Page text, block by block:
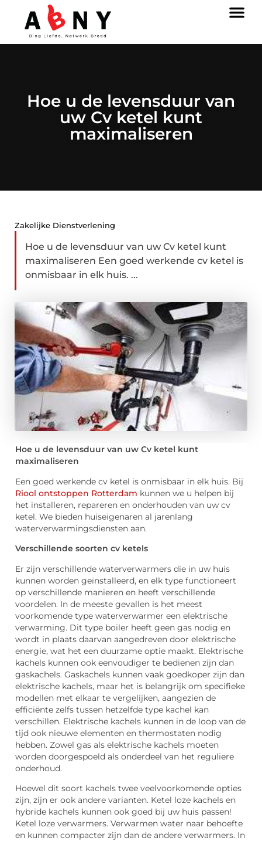
Hoe u de levensduur van
uw Cv ketel kunt
maximaliseren
Zakelijke Dienstverlening
Hoe u de levensduur van uw Cv ketel kunt
maximaliseren Een goed werkende cv ketel is
onmisbaar in elk huis. ...
Hoe u de levensduur van uw Cv ketel kunt
maximaliseren
Een goed werkende cv ketel is onmisbaar in elk huis. Bij
Riool ontstoppen Rotterdam kunnen we u helpen bij
het installeren, repareren en onderhouden van uw cv
ketel. We bieden huiseigenaren al jarenlang
waterverwarmingsdiensten aan.
Verschillende soorten cv ketels
Er zijn verschillende waterverwarmers die in uw huis
kunnen worden geïnstalleerd, en elk type functioneert
op verschillende manieren en heeft verschillende
voordelen. In de meeste gevallen is het meest
voorkomende type waterverwarmer een elektrische
verwarming. Dit type boiler heeft geen gas nodig en
wordt in plaats daarvan aangedreven door elektrische
energie, wat het een duurzame optie maakt. Elektrische
kachels kunnen ook eenvoudiger te bedienen zijn dan
gaskachels. Gaskachels kunnen vaak goedkoper zijn dan
elektrische kachels, maar het is belangrijk om specifieke
modellen met elkaar te vergelijken, aangezien de
efficiënte zelfs tussen hetzelfde type kachel kan
verschillen. Elektrische kachels kunnen in de loop van de
tijd ook nieuwe elementen en thermostaten nodig
hebben. Zowel gas als elektrische kachels moeten
worden doorgespoeld als onderdeel van het reguliere
onderhoud.
Hoewel dit soort kachels twee veelvoorkomende opties
zijn, zijn er ook andere varianten. Ketel loze kachels en
hybride kachels kunnen ook goed bij uw huis passen!
Ketel loze verwarmers. Verwarmen water naar behoefte
en kunnen compacter zijn dan de andere verwarmers. In